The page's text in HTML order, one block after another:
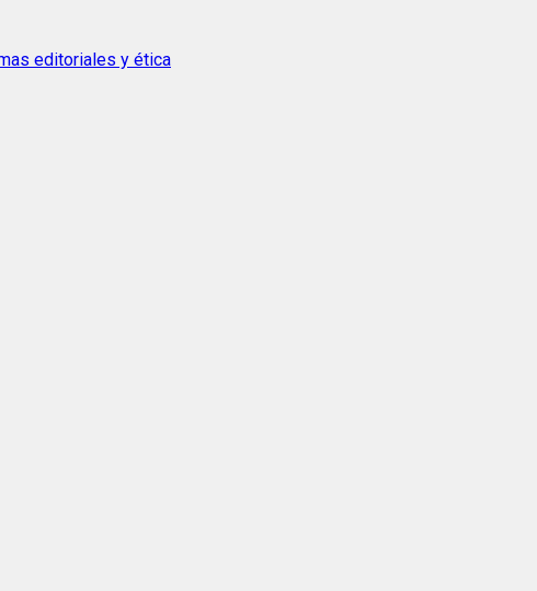
editoriales y ética